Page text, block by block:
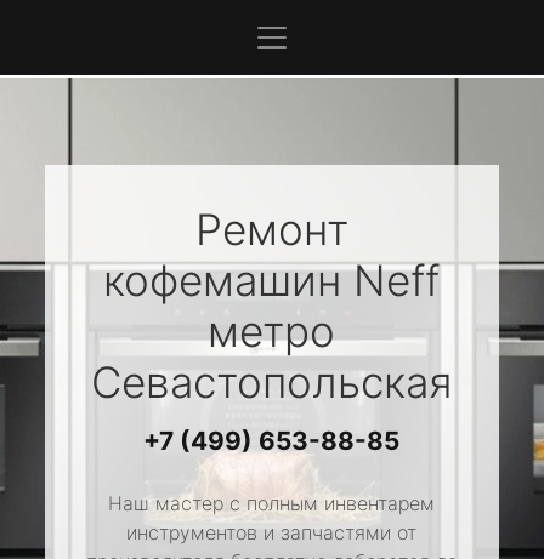
Ремонт
кофемашинNeff
метро
Севастопольская
+7 (499) 653-88-85
Наш мастер с полным инвентарем
инструментов и запчастями от